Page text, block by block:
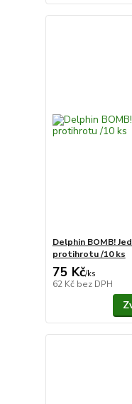
Delphin BOMB!
protihrotu /10 ks
75 Kč/ks
62 Kč bez DPH